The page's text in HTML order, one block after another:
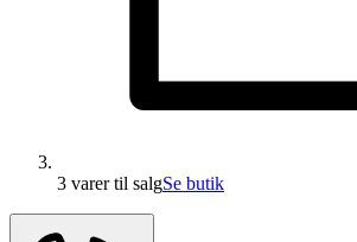
3 varertil salgSe butik